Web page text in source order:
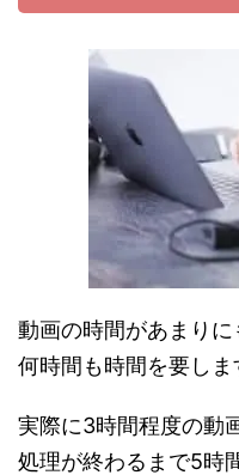
動画の時間があまり
何時間も時間を要しま
実際に3時間程度の動
処理が終わるまで5時